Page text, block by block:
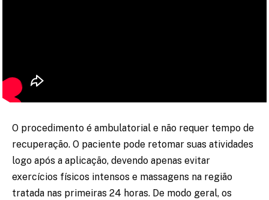
O procedimento é ambulatorial e não requer tempo de
recuperação. O paciente pode retomar suas atividades
logo após a aplicação, devendo apenas evitar
exercícios físicos intensos e massagens na região
tratada nas primeiras 24 horas. De modo geral, os